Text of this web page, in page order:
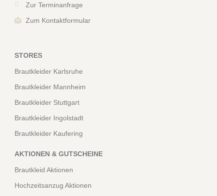
Zur Terminanfrage
Zum Kontaktformular
STORES
Brautkleider Karlsruhe
Brautkleider Mannheim
Brautkleider Stuttgart
Brautkleider Ingolstadt
Brautkleider Kaufering
AKTIONEN & GUTSCHEINE
Brautkleid Aktionen
Hochzeitsanzug Aktionen